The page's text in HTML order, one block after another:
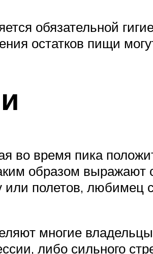
обязательной
остатков пищи
во время пика
образом выражают
или полетов,
многие
либо сильного